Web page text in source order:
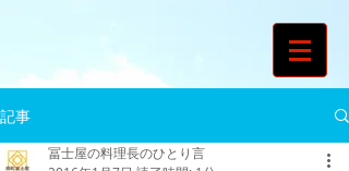
記事
冨士屋の料理長のひとり言